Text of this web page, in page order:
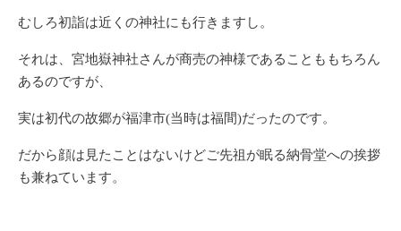
むしろ初詣は近くの神社にも行きますし。
それは、宮地嶽神社さんが商売の神様であることももちろん
あるのですが、
実は初代の故郷が福津市(当時は福間)だったのです。
だから顔は見たことはないけどご先祖が眠る納骨堂への挨拶
も兼ねています。